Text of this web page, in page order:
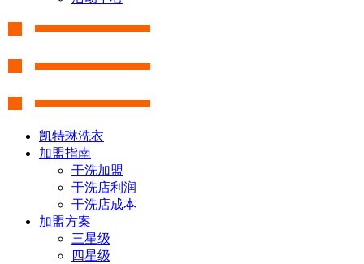
凯特琳洗衣
加盟指南
干洗加盟
干洗店利润
干洗店成本
加盟方案
三星级
四星级